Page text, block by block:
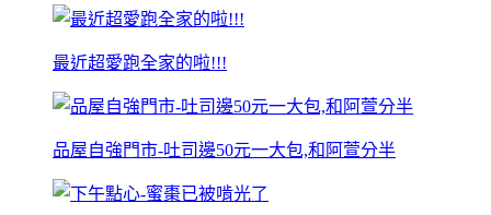
最近超愛跑全家的啦!!!
品屋自強門市-吐司邊50元一大包,和阿萱分半